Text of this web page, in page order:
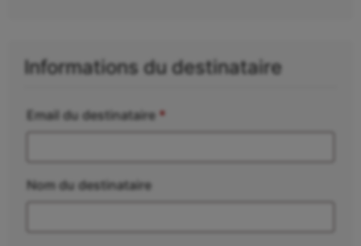
Informations du destinataire
Email du destinataire *
Nom du destinataire